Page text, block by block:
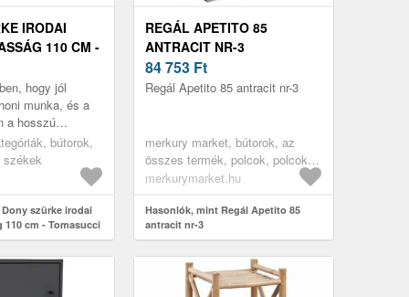
IRODAI
110 CM -
hogy jól
munka, és a
a hosszú
egy minőségi
szükség. A
bútorok,
szürke irodai
110 cm - Tomasucci
REGÁL APETITO 85
ANTRACIT NR-3
84 753 Ft
Regál Apetito 85 antracit nr-3
merkury market, bútorok, az
összes termék, polcok, polcok
játékok részére, zárható polcok,
vitrines szekrények,
gyerekszoba bútorok, könyves
merkurymarket.hu
Hasonlók, mint Regál Apetito 85
antracit nr-3